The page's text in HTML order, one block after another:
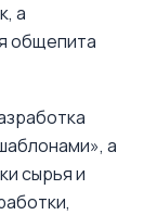
а
общепита
а
сырья и